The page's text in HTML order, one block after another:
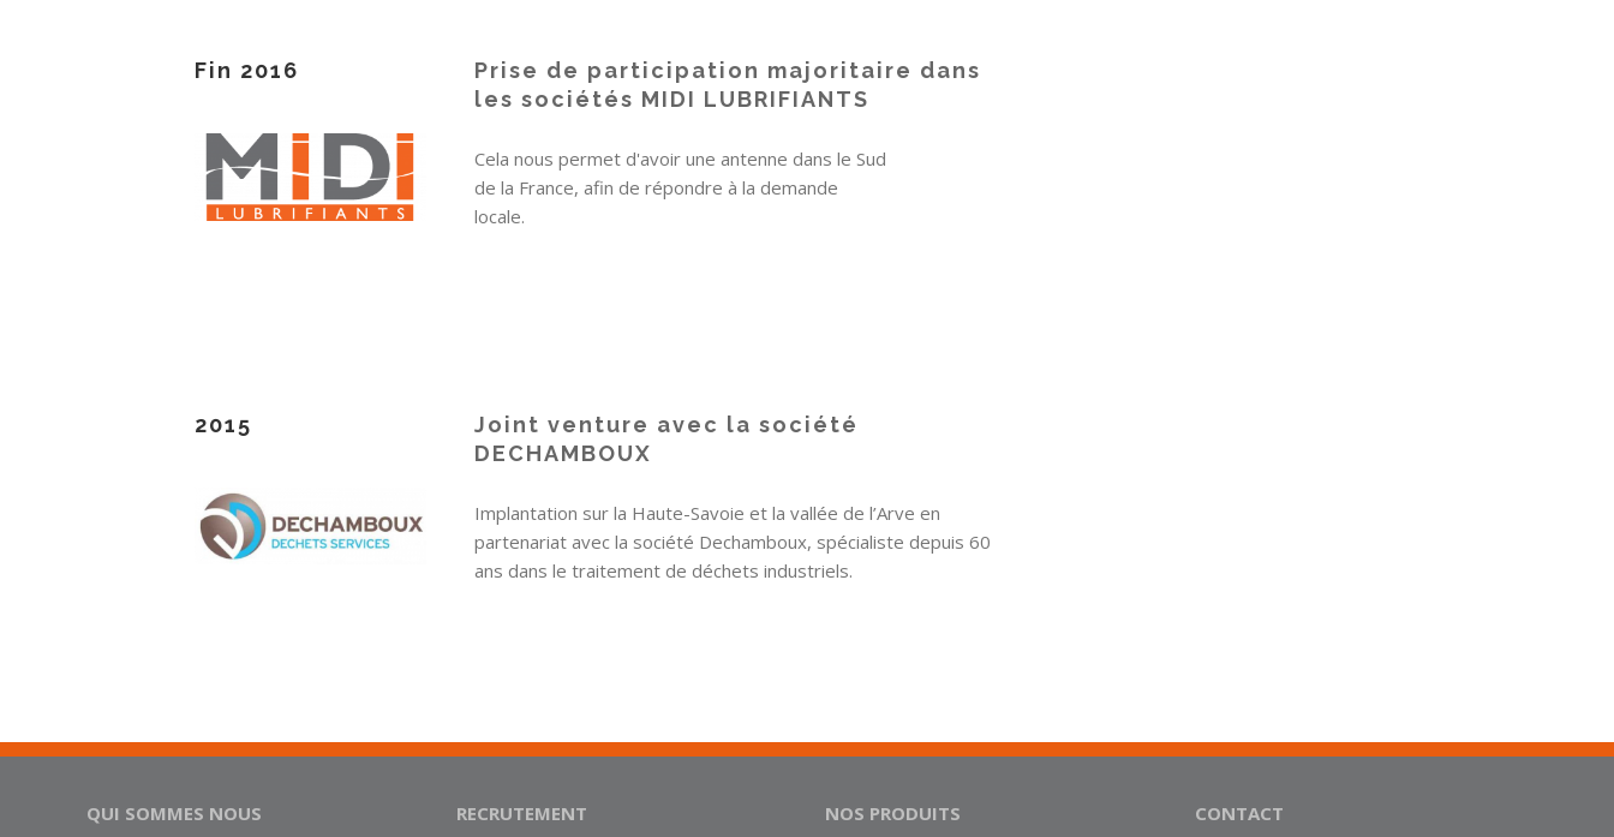
Fin 2016
Prise de participation majoritaire dans
les sociétés MIDI LUBRIFIANTS
Cela nous permet d'avoir une antenne dans le Sud
de la France, afin de répondre à la demande
locale.
2015
Joint venture avec la société
DECHAMBOUX
Implantation sur la Haute-Savoie et la vallée de l’Arve en
partenariat avec la société Dechamboux, spécialiste depuis 60
ans dans le traitement de déchets industriels.
QUI SOMMES NOUS RECRUTEMENT NOS PRODUITS CONTACT